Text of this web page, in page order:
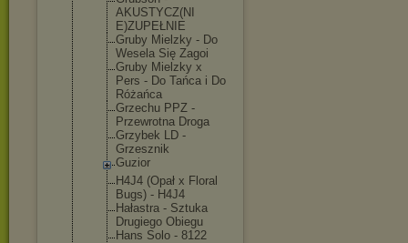
AKUSTYCZ(NI
E)ZUPEŁNIE
Gruby Mielzky - Do
Wesela Się Zagoi
Gruby Mielzky x
Pers - Do Tańca i Do
Różańca
Grzechu PPZ -
Przewrotna Droga
Grzybek LD -
Grzesznik
Guzior
H4J4 (Opał x Floral
Bugs) - H4J4
Hałastra - Sztuka
Drugiego Obiegu
Hans Solo - 8122